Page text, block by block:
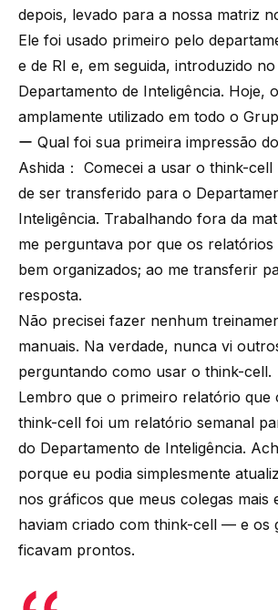
depois, levado para a nossa matriz
Ele foi usado primeiro pelo
e de RI e, em seguida, introduzido
Departamento de Inteligência. Hoje,
amplamente utilizado em todo o
ー Qual foi sua primeira impressão
Ashida： Comecei a usar o think-
de ser transferido para o
Inteligência. Trabalhando fora da
me perguntava por que os relatórios
bem organizados; ao me transferir
resposta.
Não precisei fazer nenhum
manuais. Na verdade, nunca vi
perguntando como usar o think-cell.
Lembro que o primeiro relatório que
think-cell foi um relatório semanal
do Departamento de Inteligência.
porque eu podia simplesmente
nos gráficos que meus colegas mais
haviam criado com think-cell — e os
ficavam prontos.